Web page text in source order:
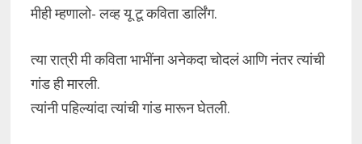
मीही म्हणालो- लव्ह यू टू कविता डार्लिंग.
त्या रात्री मी कविता भाभींना अनेकदा चोदलं आणि नंतर त्यांची
गांड ही मारली.
त्यांनी पहिल्यांदा त्यांची गांड मारून घेतली.